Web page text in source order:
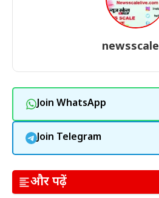
newsscale
Join WhatsApp
Join Telegram
और पढ़ें